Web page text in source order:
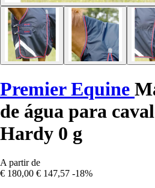
Premier Equine
de água para
Hardy 0 g
A partir de
€ 180,00 € 147,57 -18%